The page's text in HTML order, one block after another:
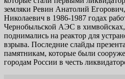
земляки Ревин Анатолий
Николаевич в 1986-1987 годах
Чернобыльской АЭС в
поднимались на реактор для
взрыва. Последние слайды
памятникам, которые были
городам России в честь